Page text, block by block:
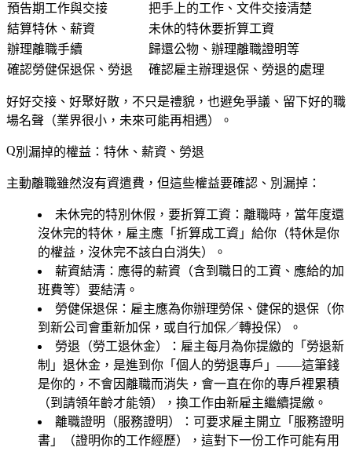
預告期工作與交接
把手上的工作、文件交接清楚
結算特休、薪資
未休的特休要折算工資
辦理離職手續
歸還公物、辦理離職證明等
確認勞健保退保、勞退
確認雇主辦理退保、勞退的處理
好好交接、好聚好散，不只是禮貌，也避免爭議、留下好的職
場名聲（業界很小，未來可能再相遇）。
別漏掉的權益：特休、薪資、勞退
主動離職雖然沒有資遣費，但這些權益要確認、別漏掉：
未休完的特別休假，要折算工資 ：離職時，當年度還
沒休完的特休，雇主應「折算成工資」給你（特休是你
的權益，沒休完不該白白消失）。
薪資結清 ：應得的薪資（含到職日的工資、應給的加
班費等）要結清。
勞健保退保 ：雇主應為你辦理勞保、健保的退保（你
到新公司會重新加保，或自行加保／轉投保）。
勞退（勞工退休金）
：雇主每月為你提繳的「勞退新
制」退休金，是進到你「個人的勞退專戶」——這筆錢
是你的，不會因離職而消失，會一直在你的專戶裡累積
（到請領年齡才能領），換工作由新雇主繼續提繳。
離職證明（服務證明）
：可要求雇主開立「服務證明
書」（證明你的工作經歷），這對下一份工作可能有用